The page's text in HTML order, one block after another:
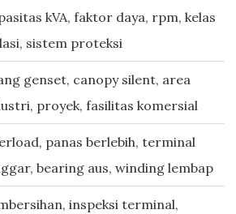
kVA, faktor daya, rpm, kelas
sistem proteksi
genset, canopy silent, area
proyek, fasilitas komersial
panas berlebih, terminal
bearing aus, winding lembap
inspeksi terminal,